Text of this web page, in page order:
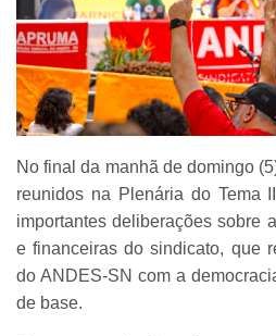
No final da manhã de domingo
reunidos na Plenária do Tema
importantes deliberações sobre
e financeiras do sindicato, que
do ANDES-SN com a
de base.